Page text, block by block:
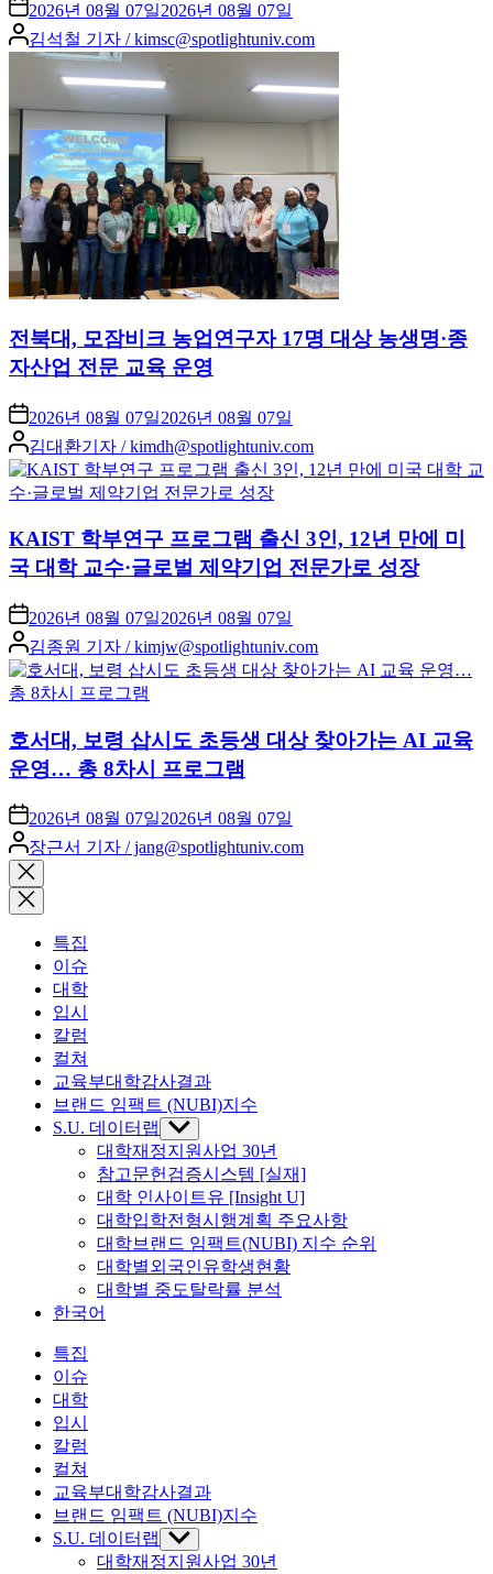
2026년 08월 07일2026년 08월 07일
Posted
by
김석철 기자 / kimsc@spotlightuniv.com
전북대, 모잠비크 농업연구자 17명 대상 농생명·종
자산업 전문 교육 운영
2026년 08월 07일2026년 08월 07일
Posted
by
김대환기자 / kimdh@spotlightuniv.com
KAIST 학부연구 프로그램 출신 3인, 12년 만에 미
국 대학 교수·글로벌 제약기업 전문가로 성장
2026년 08월 07일2026년 08월 07일
Posted
by
김종원 기자 / kimjw@spotlightuniv.com
호서대, 보령 삽시도 초등생 대상 찾아가는 AI 교육
운영… 총 8차시 프로그램
2026년 08월 07일2026년 08월 07일
Posted
by
장근서 기자 / jang@spotlightuniv.com
Close
search
특집
이슈
대학
입시
칼럼
컬쳐
교육부대학감사결과
브랜드 임팩트 (NUBI)지수
S.U. 데이터랩
Show
sub
menu
대학재정지원사업 30년
참고문헌검증시스템 [실재]
대학 인사이트유 [Insight U]
대학입학전형시행계획 주요사항
대학브랜드 임팩트(NUBI) 지수 순위
대학별외국인유학생현황
대학별 중도탈락률 분석
한국어
특집
이슈
대학
입시
칼럼
컬쳐
교육부대학감사결과
브랜드 임팩트 (NUBI)지수
S.U. 데이터랩
Show
sub
대학재정지원사업 30년